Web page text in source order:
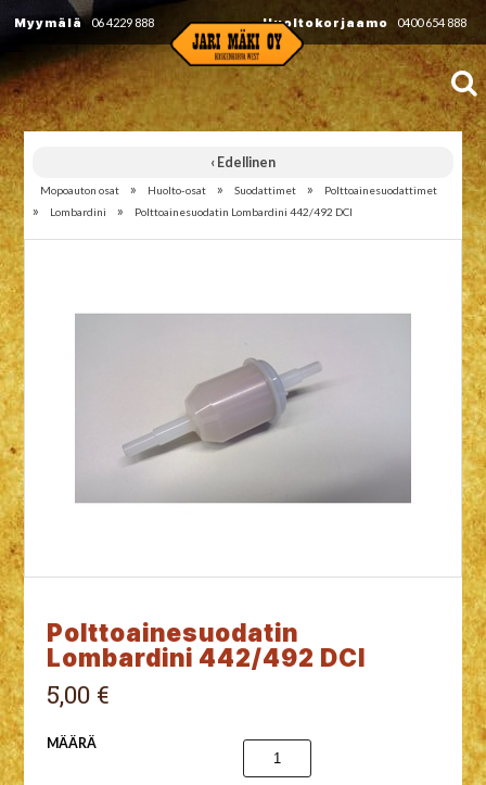
Myymälä 06 4229 888 Huoltokorjaamo 0400 654 888
‹ Edellinen
Mopoauton osat » Huolto-osat » Suodattimet » Polttoainesuodattimet
» Lombardini » Polttoainesuodatin Lombardini 442/492 DCI
Polttoainesuodatin
Lombardini 442/492 DCI
5,00 €
MÄÄRÄ